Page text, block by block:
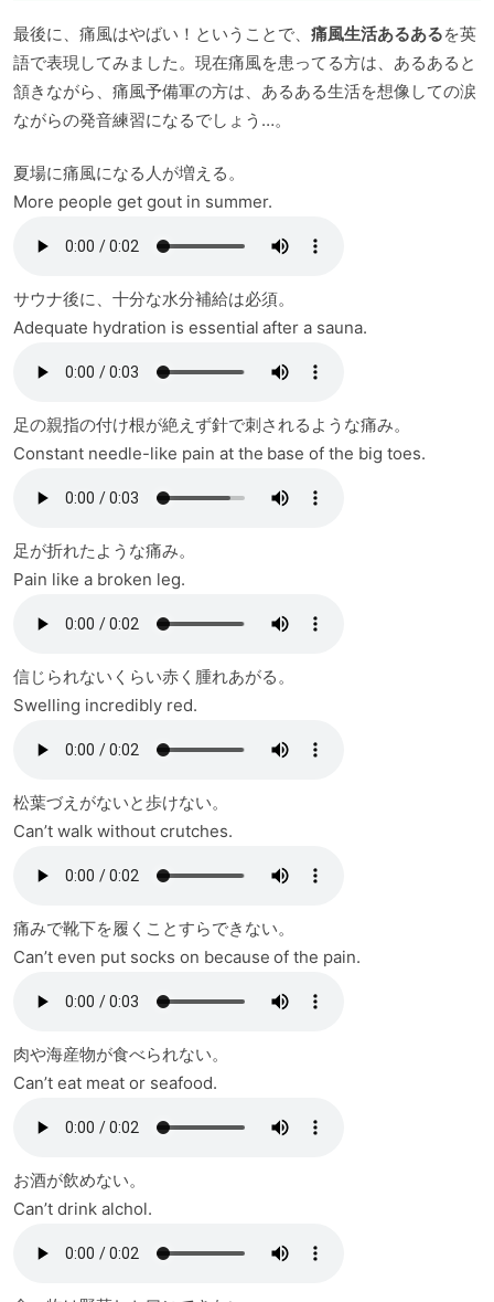
最後に、痛風はやばい！ということで、 痛風生活あるあるを英
語で表現してみました。現在痛風を患ってる方は、あるあると
頷きながら、痛風予備軍の方は、あるある生活を想像しての涙
ながらの発音練習になるでしょう…。
夏場に痛風になる人が増える。
More people get gout in summer.
サウナ後に、十分な水分補給は必須。
Adequate hydration is essential after a sauna.
足の親指の付け根が絶えず針で刺されるような痛み。
Constant needle-like pain at the base of the big toes.
足が折れたような痛み。
Pain like a broken leg.
信じられないくらい赤く腫れあがる。
Swelling incredibly red.
松葉づえがないと歩けない。
Can’t walk without crutches.
痛みで靴下を履くことすらできない。
Can’t even put socks on because of the pain.
肉や海産物が食べられない。
Can’t eat meat or seafood.
お酒が飲めない。
Can’t drink alchol.